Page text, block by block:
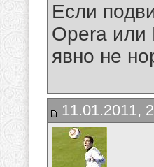
Если
Opera или
явно не
11.01.2011,